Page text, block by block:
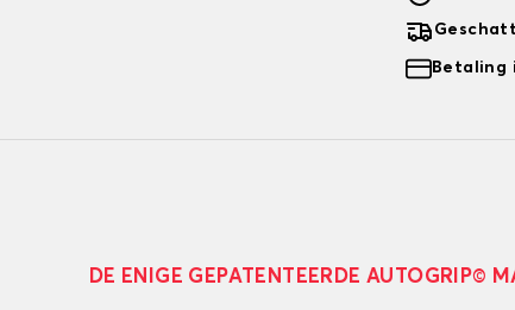
Betaling
DE ENIGE GEPATENTEERDE AUTOGRIP©